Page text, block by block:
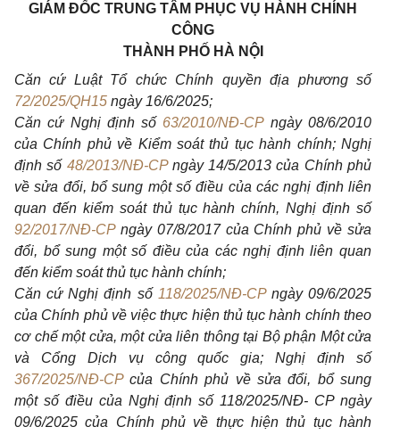
GIÁM ĐỐC TRUNG TÂM PHỤC VỤ HÀNH CHÍNH
CÔNG
THÀNH PHỐ HÀ NỘI
Căn cứ Luật Tổ chức Chính quyền địa phương số
72/2025/QH15 ngày 16/6/2025;
Căn cứ Nghị định số 63/2010/NĐ-CPngày 08/6/2010
của Chính phủ về Kiểm soát thủ tục hành chính; Nghị
định số 48/2013/NĐ-CPngày 14/5/2013 của Chính phủ
về sửa đổi, bổ sung một số điều của các nghị định liên
quan đến kiểm soát thủ tục hành chính, Nghị định số
92/2017/NĐ-CPngày 07/8/2017 của Chính phủ về sửa
đổi, bổ sung một số điều của các nghị định liên quan
đến kiểm soát thủ tục hành chính;
Căn cứ Nghị định số 118/2025/NĐ-CPngày 09/6/2025
của Chính phủ về việc thực hiện thủ tục hành chính theo
cơ chế một cửa, một cửa liên thông tại Bộ phận Một cửa
và Cổng Dịch vụ công quốc gia; Nghị định số
367/2025/NĐ-CPcủa Chính phủ về sửa đổi, bổ sung
một số điều của Nghị định số 118/2025/NĐ- CP ngày
09/6/2025 của Chính phủ về thực hiện thủ tục hành